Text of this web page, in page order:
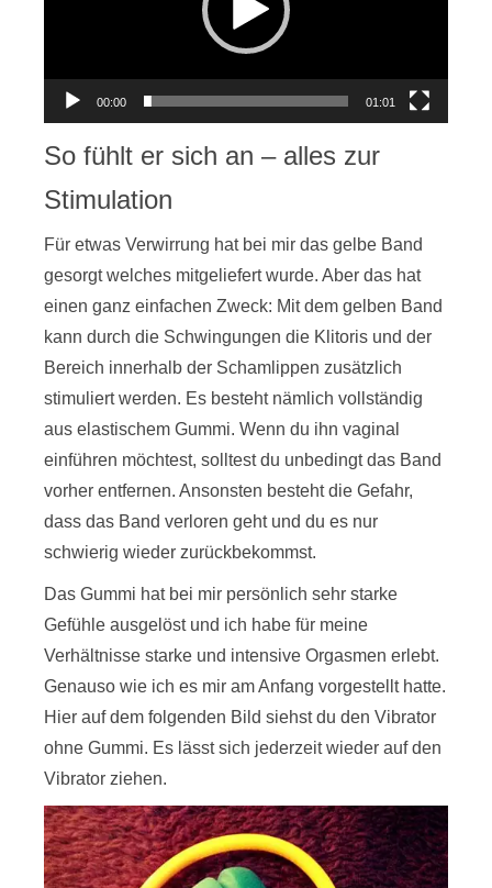
00:00 01:01
So fühlt er sich an – alles zur
Stimulation
Für etwas Verwirrung hat bei mir das gelbe Band
gesorgt welches mitgeliefert wurde. Aber das hat
einen ganz einfachen Zweck: Mit dem gelben Band
kann durch die Schwingungen die Klitoris und der
Bereich innerhalb der Schamlippen zusätzlich
stimuliert werden. Es besteht nämlich vollständig
aus elastischem Gummi. Wenn du ihn vaginal
einführen möchtest, solltest du unbedingt das Band
vorher entfernen. Ansonsten besteht die Gefahr,
dass das Band verloren geht und du es nur
schwierig wieder zurückbekommst.
Das Gummi hat bei mir persönlich sehr starke
Gefühle ausgelöst und ich habe für meine
Verhältnisse starke und intensive Orgasmen erlebt.
Genauso wie ich es mir am Anfang vorgestellt hatte.
Hier auf dem folgenden Bild siehst du den Vibrator
ohne Gummi. Es lässt sich jederzeit wieder auf den
Vibrator ziehen.